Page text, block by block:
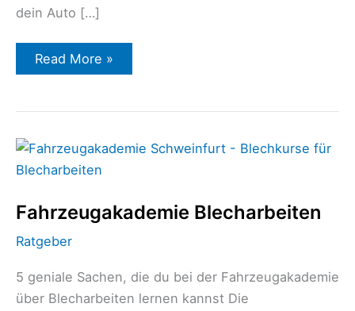
dein Auto […]
Read More »
Fahrzeugakademie Blecharbeiten
Ratgeber
5 geniale Sachen, die du bei der Fahrzeugakademie
über Blecharbeiten lernen kannst Die
Fahrzeugakademie
Blecharbeiten